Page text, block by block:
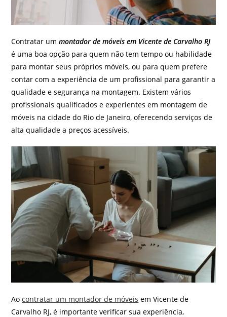
Contratar ummontador de móveis em Vicente de Carvalho RJ
é uma boa opção para quem não tem tempo ou habilidade
para montar seus próprios móveis, ou para quem prefere
contar com a experiência de um profissional para garantir a
qualidade e segurança na montagem. Existem vários
profissionais qualificados e experientes em montagem de
móveis na cidade do Rio de Janeiro, oferecendo serviços de
alta qualidade a preços acessíveis.
Aocontratar um montador de móveis em Vicente de
Carvalho RJ, é importante verificar sua experiência,